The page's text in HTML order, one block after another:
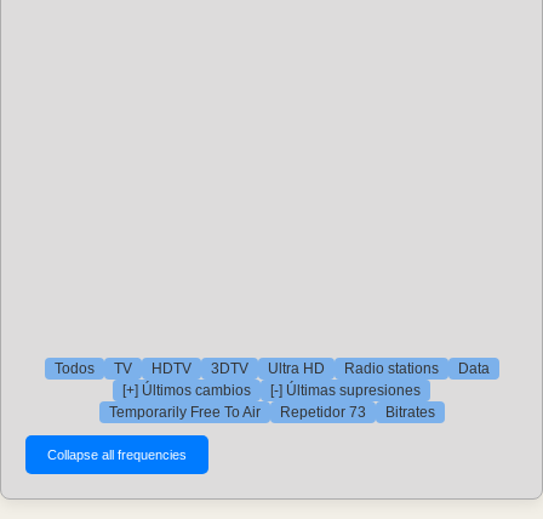
Todos TV HDTV 3DTV Ultra HD Radio stations
Data
[+] Últimos cambios
[-] Últimas supresiones
Temporarily Free To Air
Repetidor 73 Bitrates